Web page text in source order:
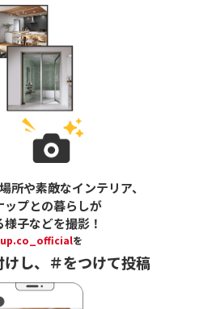
所や素敵なインテリア、
ップとの暮らしが
様子などを撮影！
を
けし、＃をつけて投稿